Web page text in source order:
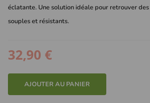
éclatante. Une solution idéale pour retrouver des
souples et résistants.
32,90 €
AJOUTER AU PANIER